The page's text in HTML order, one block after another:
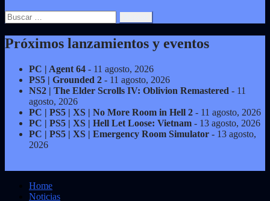
Buscar:
Próximos lanzamientos y eventos
PC | Agent 64 - 11 agosto, 2026
PS5 | Grounded 2 - 11 agosto, 2026
NS2 | The Elder Scrolls IV: Oblivion Remastered - 11
agosto, 2026
PC | PS5 | XS | No More Room in Hell 2 - 11 agosto, 2026
PC | PS5 | XS | Hell Let Loose: Vietnam - 13 agosto, 2026
PC | PS5 | XS | Emergency Room Simulator - 13 agosto,
2026
Home
Noticias